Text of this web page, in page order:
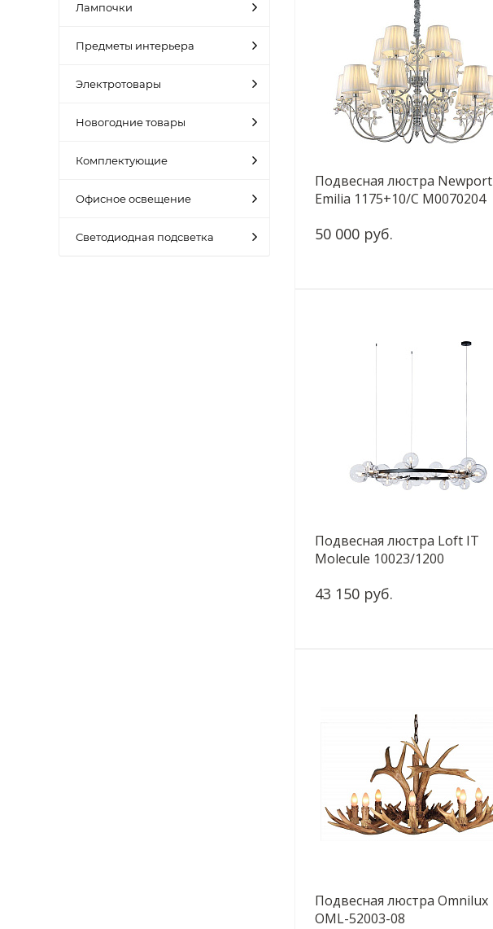
Лампочки
Предметы интерьера
Электротовары
Новогодние товары
Комплектующие
Офисное освещение
Светодиодная подсветка
Подвесная люстра Newport
Emilia 1175+10/C М0070204
50 000 руб.
Подвесная люстра Loft IT
Molecule 10023/1200
43 150 руб.
Подвесная люстра Omnilux
OML-52003-08